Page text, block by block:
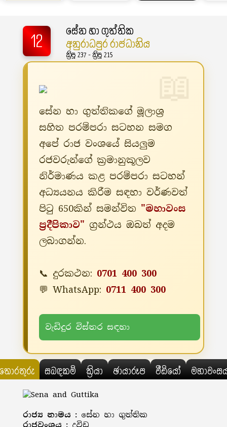
12
සේන හා ගුත්තික
අනුරාධපුර රාජධානිය
ක්‍රිපූ 237 - ක්‍රිපූ 215
සේන හා ගුත්තිකගේ මූලාශ්‍ර
සහිත පරම්පරා සටහන සමග
අපේ රාජ වංශයේ සියලුම
රජවරුන්ගේ ක්‍රමානුකූලව
නිර්මාණය කළ පරම්පරා සටහන්
අධ්‍යයනය කිරීම සඳහා වර්ණවත්
පිටු 650කින් සමන්විත "මහාවංස
ප්‍රදීපිකාව" ග්‍රන්ථය ඔබත් අදම
ලබාගන්න.
📞 දුරකථන: 0701 400 300
💬 WhatsApp: 0711 400 300
වැඩිදුර විස්තර සඳහා
සබඳකම් ක්‍රියා ඡායාරූප වීඩියෝ
රාජ්‍ය නාමය : සේන හා ගුත්තික
රාජවංශය : ද්‍රවිඩ